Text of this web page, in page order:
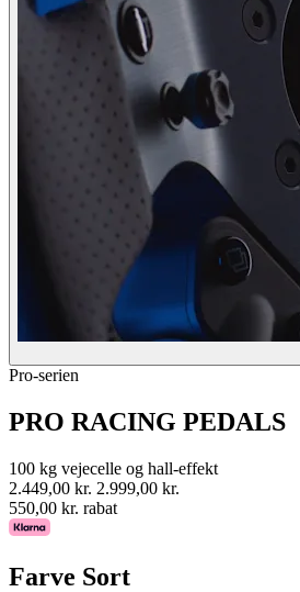
Pro-serien
PRO RACING PEDALS
100 kg vejecelle og hall-effekt
2.449,00 kr. 2.999,00 kr.
550,00 kr. rabat
Farve Sort